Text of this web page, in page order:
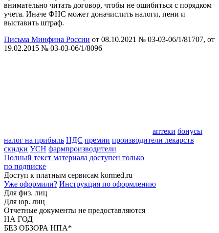
внимательно читать договор, чтобы не ошибиться с порядком
учета. Иначе ФНС может доначислить налоги, пени и
выставить штраф.
Письма Минфина России от 08.10.2021 № 03-03-06/1/81707, от
19.02.2015 № 03-03-06/1/8096
аптеки бонусы
налог на прибыль НДС премии производители лекарств
скидки УСН фармпроизводители
Полный текст материала доступен только
по подписке
Доступ к платным сервисам kormed.ru
Уже оформили? Инструкция по оформлению
Для физ. лиц
Для юр. лиц
Отчетные документы не предоставляются
НА ГОД
БЕЗ ОБЗОРА НПА*